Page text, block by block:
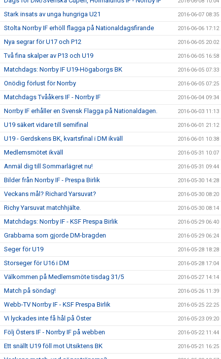
Stark insats av unga hungriga U21 2016-06-07 08:35
Stolta Norrby IF erhöll flagga på Nationaldagsfirande 2016-06-06 17:12
Nya segrar för U17 och P12 2016-06-05 20:02
Två fina skalper av P13 och U19 2016-06-05 16:58
Matchdags: Norrby IF U19-Högaborgs BK 2016-06-05 07:33
Onödig förlust för Norrby 2016-06-05 07:25
Matchdags Tvååkers IF - Norrby IF 2016-06-04 09:34
Norrby IF erhåller en Svensk Flagga på Nationaldagen. 2016-06-03 11:13
U19 säkert vidare till semifinal 2016-06-01 21:12
U19 - Gerdskens BK, kvartsfinal i DM ikväll 2016-06-01 10:38
Medlemsmötet ikväll 2016-05-31 10:07
Anmäl dig till Sommarlägret nu! 2016-05-31 09:44
Bilder från Norrby IF - Prespa Birlik 2016-05-30 14:28
Veckans mål? Richard Yarsuvat? 2016-05-30 08:20
Richy Yarsuvat matchhjälte. 2016-05-30 08:14
Matchdags: Norrby IF - KSF Prespa Birlik 2016-05-29 06:40
Grabbarna som gjorde DM-bragden 2016-05-29 06:24
Seger för U19 2016-05-28 18:28
Storseger för U16 i DM 2016-05-28 17:04
Välkommen på Medlemsmöte tisdag 31/5 2016-05-27 14:14
Match på söndag! 2016-05-26 11:39
Webb-TV Norrby IF - KSF Prespa Birlik 2016-05-25 22:25
Vi lyckades inte få hål på Öster 2016-05-23 09:20
Följ Östers IF - Norrby IF på webben 2016-05-22 11:44
Ett snällt U19 föll mot Utsiktens BK 2016-05-21 16:25